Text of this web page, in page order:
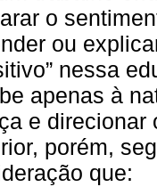
o
ou
nessa
apenas à
e
porém,
que: